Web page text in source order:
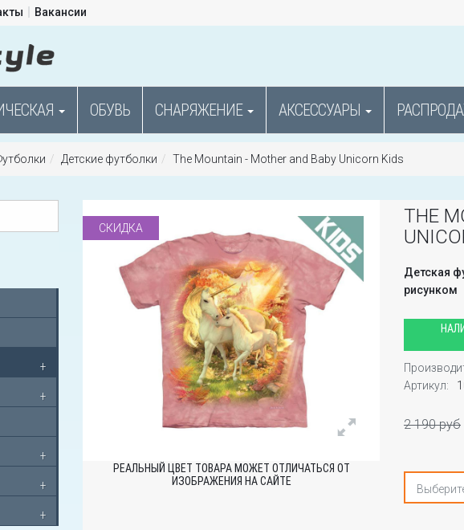
Вакансии
ОБУВЬ СНАРЯЖЕНИЕ АКСЕССУАРЫ
Детские футболки The Mountain - Mother and Baby Unicorn Kids
СКИДКА
РЕАЛЬНЫЙ ЦВЕТ ТОВАРА МОЖЕТ ОТЛИЧАТЬСЯ ОТ
ИЗОБРАЖЕНИЯ НА САЙТЕ
THE
Детская
рисунком
Артикул:
2 190 руб